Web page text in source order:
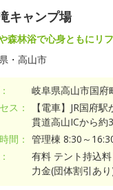
キャンプ場
森林浴で心身ともにリ
・高山市
岐阜県高山市国府
ス：
【電車】JR国府
貫道高山ICから約
間： 管理棟 8:30～
有料 テント持込
力金(団体割引あ